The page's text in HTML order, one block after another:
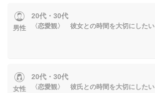
男性
20代・30代
〈恋愛観〉 彼女との時間を大切にしたい
女性
20代・30代
〈恋愛観〉 彼氏との時間を大切にしたい